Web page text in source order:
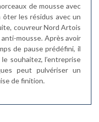
de mousse avec
ôter les résidus avec un
couvreur Nord Artois
mousse. Après avoir
de pause prédéfini, il
souhaitez, l’entreprise
peut pulvériser un
de finition.